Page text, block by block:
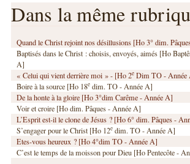
Dans la même
Quand le Christ rejoint nos désillusions [Ho 3° dim.
Baptisés dans le Christ : choisis, envoyés, aimés [Ho
A]
« Celui qui vient derrière moi » - [Ho 2e Dim TO - Année
Boire à la source [Ho 18e dim. TO - Année A]
De la honte à la gloire [Ho 3°dim Carême - Année A]
Voir et croire [Ho dim. Pâques - Année A]
L’Esprit est-il le clone de Jésus ? [Ho 6° dim. Pâques -
S’engager pour le Christ [Ho 12e dim. TO - Année A]
Etes-vous heureux ? [Ho 4°dim TO - Année A]
C’est le temps de la moisson pour Dieu [Ho Pentecôte -